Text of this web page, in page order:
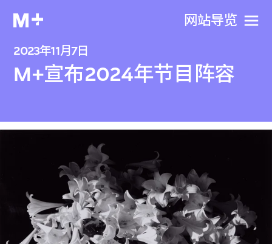
网站导览
2023年11月7日
M+宣布2024年节目阵容